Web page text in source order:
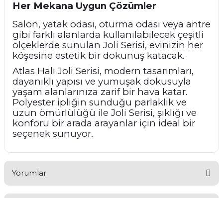
Her Mekana Uygun Çözümler
Salon, yatak odası, oturma odası veya antre
gibi farklı alanlarda kullanılabilecek çeşitli
ölçeklerde sunulan Joli Serisi, evinizin her
köşesine estetik bir dokunuş katacak.
Atlas Halı Joli Serisi, modern tasarımları,
dayanıklı yapısı ve yumuşak dokusuyla
yaşam alanlarınıza zarif bir hava katar.
Polyester ipliğin sunduğu parlaklık ve
uzun ömürlülüğü ile Joli Serisi, şıklığı ve
konforu bir arada arayanlar için ideal bir
seçenek sunuyor.
Yorumlar